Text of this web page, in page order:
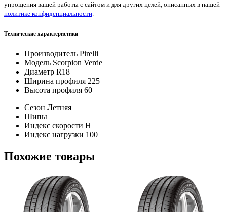
упрощения вашей работы с сайтом и для других целей, описанных в нашей
политике конфиденциальности.
Технические характеристики
Производитель Pirelli
Модель Scorpion Verde
Диаметр R18
Ширина профиля 225
Высота профиля 60
Сезон Летняя
Шипы
Индекс скорости H
Индекс нагрузки 100
Похожие товары